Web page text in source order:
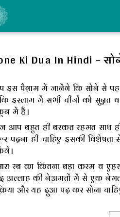
Ki Dua In Hindi –
इस पैग़ाम में जानेंगे कि सोने से
इस्लाम में सभी चीजों को सुन्नत
में हैं।
आप बहुत ही बरकत रहमत साथ
पढ़ना ही चाहिए इसकी
रब का कितना बड़ा करम व
अल्लाह की नेअमतों में से एक नेमत
और यह दुआ पढ़ कर सोना